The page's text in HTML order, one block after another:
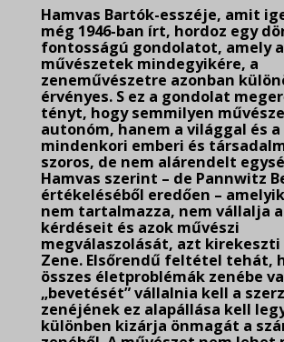
Hamvas Bartók-esszéje, amit
még 1946-ban írt, hordoz egy
fontosságú gondolatot, amely a
művészetek mindegyikére, a
zeneművészetre azonban
érvényes. S ez a gondolat
tényt, hogy semmilyen
autonóm, hanem a világgal és a
mindenkori emberi és
szoros, de nem alárendelt
Hamvas szerint – de Pannwitz
értékeléséből eredően –
nem tartalmazza, nem vállalja
kérdéseit és azok művészi
megválaszolását, azt kirekeszti
Zene. Elsőrendű feltétel tehát,
összes életproblémák zenébe
„bevetését” vállalnia kell a
zenéjének ez alapállása kell
különben kizárja önmagát a